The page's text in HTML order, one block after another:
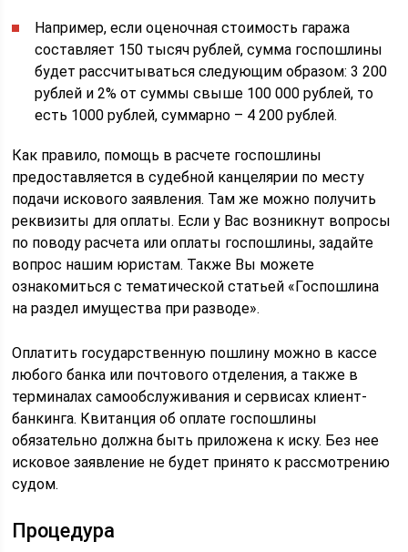
Например, если оценочная стоимость гаража
составляет 150 тысяч рублей, сумма госпошлины
будет рассчитываться следующим образом: 3 200
рублей и 2% от суммы свыше 100 000 рублей, то
есть 1000 рублей, суммарно – 4 200 рублей.
Как правило, помощь в расчете госпошлины
предоставляется в судебной канцелярии по месту
подачи искового заявления. Там же можно получить
реквизиты для оплаты. Если у Вас возникнут вопросы
по поводу расчета или оплаты госпошлины, задайте
вопрос нашим юристам. Также Вы можете
ознакомиться с тематической статьей «Госпошлина
на раздел имущества при разводе».
Оплатить государственную пошлину можно в кассе
любого банка или почтового отделения, а также в
терминалах самообслуживания и сервисах клиент-
банкинга. Квитанция об оплате госпошлины
обязательно должна быть приложена к иску. Без нее
исковое заявление не будет принято к рассмотрению
судом.
Процедура